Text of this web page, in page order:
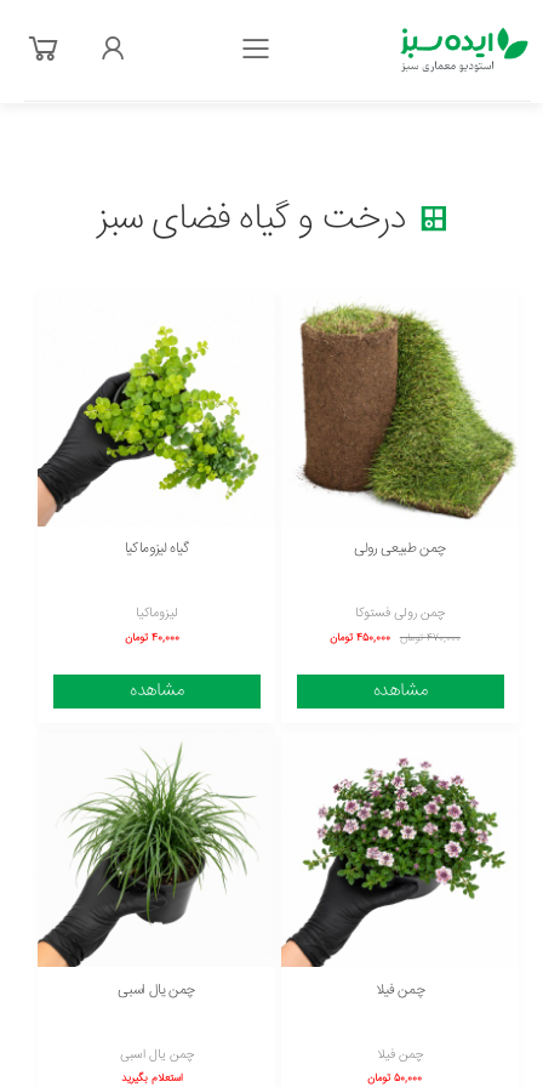
فهرست
درخت و گیاه فضای سبز
چمن طبیعی رولی
چمن رولی فستوکا
470,000 تومان 450,000 تومان
مشاهده
گیاه لیزوماکیا
لیزوماکیا
40,000 تومان
مشاهده
چمن فیلا
چمن فیلا
50,000 تومان
چمن یال اسبی
چمن یال اسبی
استعلام بگیرید